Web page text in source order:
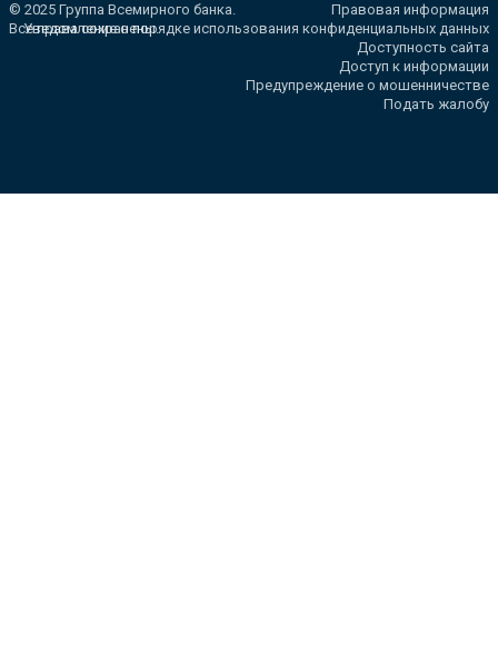
© 2025 Группа Всемирного банка.
Все права сохранены.
Правовая информация
Уведомление о порядке использования конфиденциальных данных
Доступность сайта
Доступ к информации
Предупреждение о мошенничестве
Подать жалобу